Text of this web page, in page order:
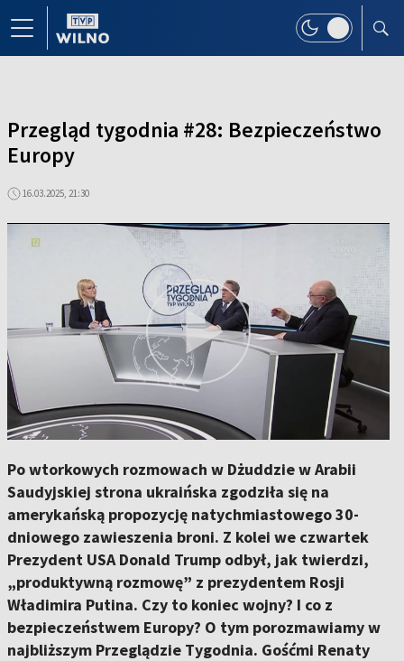
Przegląd tygodnia #28: Bezpieczeństwo
Europy
16.03.2025, 21:30
Po wtorkowych rozmowach w Dżuddzie w Arabii
Saudyjskiej strona ukraińska zgodziła się na
amerykańską propozycję natychmiastowego 30-
dniowego zawieszenia broni. Z kolei we czwartek
Prezydent USA Donald Trump odbył, jak twierdzi,
„produktywną rozmowę” z prezydentem Rosji
Władimira Putina. Czy to koniec wojny? I co z
bezpieczeństwem Europy? O tym porozmawiamy w
najbliższym Przeglądzie Tygodnia. Gośćmi Renaty